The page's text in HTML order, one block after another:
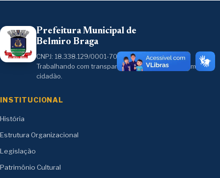
Prefeitura Municipal de
Belmiro Braga
CNPJ: 18.338.129/0001-70
Trabalhando com transparência e compromisso com o
cidadão.
INSTITUCIONAL
História
Estrutura Organizacional
Legislação
Patrimônio Cultural